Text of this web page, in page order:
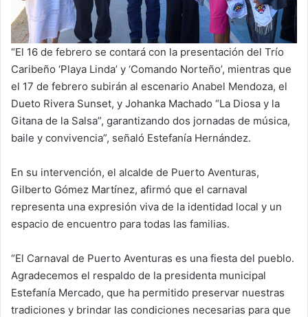
“El 16 de febrero se contará con la presentación del Trío
Caribeño ‘Playa Linda’ y ‘Comando Norteño’, mientras que
el 17 de febrero subirán al escenario Anabel Mendoza, el
Dueto Rivera Sunset, y Johanka Machado “La Diosa y la
Gitana de la Salsa”, garantizando dos jornadas de música,
baile y convivencia”, señaló Estefanía Hernández.
En su intervención, el alcalde de Puerto Aventuras,
Gilberto Gómez Martínez, afirmó que el carnaval
representa una expresión viva de la identidad local y un
espacio de encuentro para todas las familias.
“El Carnaval de Puerto Aventuras es una fiesta del pueblo.
Agradecemos el respaldo de la presidenta municipal
Estefanía Mercado, que ha permitido preservar nuestras
tradiciones y brindar las condiciones necesarias para que